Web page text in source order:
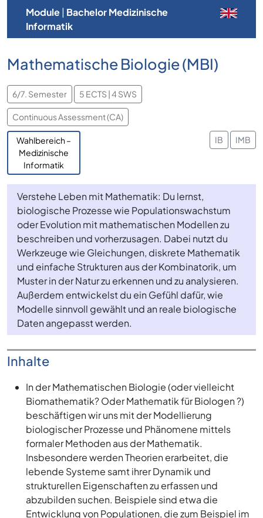
Module| Bachelor Medizinische
Informatik
Mathematische Biologie (MBI)
6/7. Semester 5 ECTS | 4 SWS
Continuous Assessment (CA)
Wahlbereich –
Medizinische
Informatik
IB IMB
Verstehe Leben mit Mathematik: Du lernst,
biologische Prozesse wie Populationswachstum
oder Evolution mit mathematischen Modellen zu
beschreiben und vorherzusagen. Dabei nutzt du
Werkzeuge wie Gleichungen, diskrete Mathematik
und einfache Strukturen aus der Kombinatorik, um
Muster in der Natur zu erkennen und zu analysieren.
Außerdem entwickelst du ein Gefühl dafür, wie
Modelle sinnvoll gewählt und an reale biologische
Daten angepasst werden.
Inhalte
In der Mathematischen Biologie (oder vielleicht
Biomathematik? Oder Mathematik für Biologen ?)
beschäftigen wir uns mit der Modellierung
biologischer Prozesse und Phänomene mittels
formaler Methoden aus der Mathematik.
Insbesondere werden Theorien erarbeitet, die
lebende Systeme samt ihrer Dynamik und
strukturellen Eigenschaften zu erfassen und
abzubilden suchen. Beispiele sind etwa die
Entwicklung von Populationen, die zum Beispiel im